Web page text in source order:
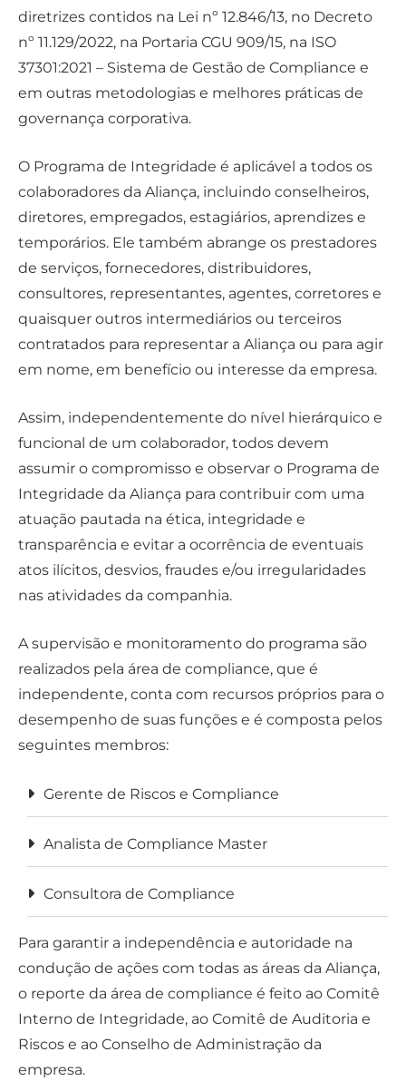
diretrizes contidos na Lei nº 12.846/13, no Decreto
nº 11.129/2022, na Portaria CGU 909/15, na ISO
37301:2021 – Sistema de Gestão de Compliance e
em outras metodologias e melhores práticas de
governança corporativa.
O Programa de Integridade é aplicável a todos os
colaboradores da Aliança, incluindo conselheiros,
diretores, empregados, estagiários, aprendizes e
temporários. Ele também abrange os prestadores
de serviços, fornecedores, distribuidores,
consultores, representantes, agentes, corretores e
quaisquer outros intermediários ou terceiros
contratados para representar a Aliança ou para agir
em nome, em benefício ou interesse da empresa.
Assim, independentemente do nível hierárquico e
funcional de um colaborador, todos devem
assumir o compromisso e observar o Programa de
Integridade da Aliança para contribuir com uma
atuação pautada na ética, integridade e
transparência e evitar a ocorrência de eventuais
atos ilícitos, desvios, fraudes e/ou irregularidades
nas atividades da companhia.
A supervisão e monitoramento do programa são
realizados pela área de compliance, que é
independente, conta com recursos próprios para o
desempenho de suas funções e é composta pelos
seguintes membros:
Gerente de Riscos e Compliance
Analista de Compliance Master
Consultora de Compliance
Para garantir a independência e autoridade na
condução de ações com todas as áreas da Aliança,
o reporte da área de compliance é feito ao Comitê
Interno de Integridade, ao Comitê de Auditoria e
Riscos e ao Conselho de Administração da
empresa.